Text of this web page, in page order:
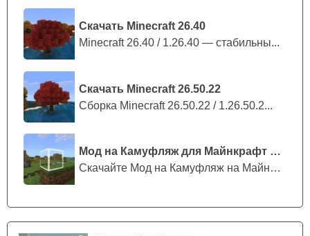
Скачать Minecraft 26.40
Minecraft 26.40 / 1.26.40 — стабильны...
Скачать Minecraft 26.50.22
Сборка Minecraft 26.50.22 / 1.26.50.2...
Мод на Камуфляж для Майнкрафт ПЕ
Скачайте Мод на Камуфляж на Майнкрафт...
загородного дома. Особенно учитывая то, что здесь есть
порт, где можно ловить свежую и вкусную рыбу.